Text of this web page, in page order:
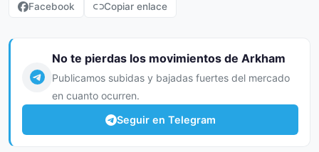
Facebook
Copiar enlace
No te pierdas los movimientos de Arkham
Publicamos subidas y bajadas fuertes del mercado
en cuanto ocurren.
Seguir en Telegram